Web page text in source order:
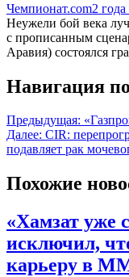
Чемпионат.com2 года
Неужели бой века
с прописанным
Аравия) состоялся
Навигация
Предыдущая:
Далее: CIR:
подавляет рак
Похожие
«Хамзат уже
исключил,
карьеру в